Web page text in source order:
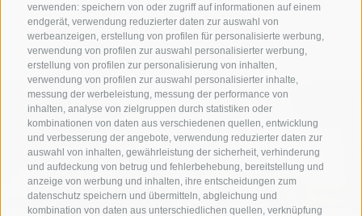
verwenden: speichern von oder zugriff auf informationen auf einem
endgerät, verwendung reduzierter daten zur auswahl von
werbeanzeigen, erstellung von profilen für personalisierte werbung,
verwendung von profilen zur auswahl personalisierter werbung,
erstellung von profilen zur personalisierung von inhalten,
verwendung von profilen zur auswahl personalisierter inhalte,
messung der werbeleistung, messung der performance von
inhalten, analyse von zielgruppen durch statistiken oder
kombinationen von daten aus verschiedenen quellen, entwicklung
und verbesserung der angebote, verwendung reduzierter daten zur
auswahl von inhalten, gewährleistung der sicherheit, verhinderung
und aufdeckung von betrug und fehlerbehebung, bereitstellung und
anzeige von werbung und inhalten, ihre entscheidungen zum
datenschutz speichern und übermitteln, abgleichung und
kombination von daten aus unterschiedlichen quellen, verknüpfung